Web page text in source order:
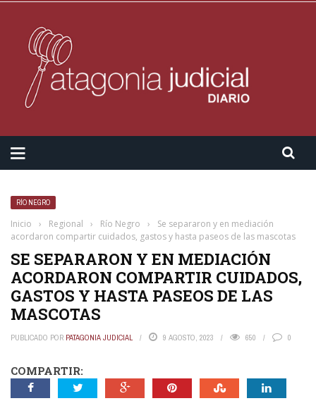
RÍO NEGRO
Inicio › Regional › Río Negro ›
Se separaron y en mediación
acordaron compartir cuidados, gastos y hasta paseos de las mascotas
SE SEPARARON Y EN MEDIACIÓN
ACORDARON COMPARTIR CUIDADOS,
GASTOS Y HASTA PASEOS DE LAS
MASCOTAS
PUBLICADO POR PATAGONIA JUDICIAL 9 AGOSTO, 2023 650 0
COMPARTIR: